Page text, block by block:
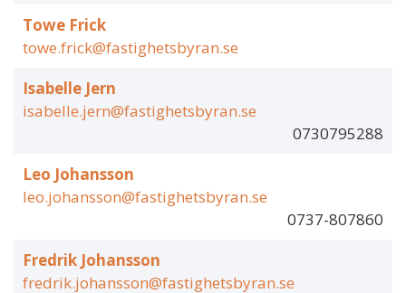
Towe Frick
towe.frick@fastighetsbyran.se
Isabelle Jern
isabelle.jern@fastighetsbyran.se
0730795288
Leo Johansson
leo.johansson@fastighetsbyran.se
0737-807860
Fredrik Johansson
fredrik.johansson@fastighetsbyran.se